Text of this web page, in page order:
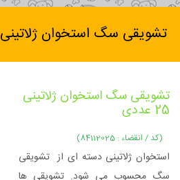
تشویقی سگ استخوان ژلاتینی 25 عددی
تشویقی سگ استخوان ژلاتینی
25 عددی
(کد / انقضاء : 84112025)
استخوان ژلاتینی دسته ای از تشویقی
سگ محسوب می شود. تشویقی ها